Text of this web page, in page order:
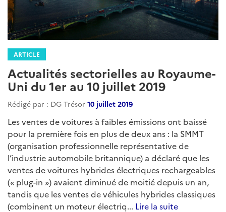
ARTICLE
Actualités sectorielles au Royaume-
Uni du 1er au 10 juillet 2019
Rédigé par : DG Trésor 10 juillet 2019
Les ventes de voitures à faibles émissions ont baissé
pour la première fois en plus de deux ans : la SMMT
(organisation professionnelle représentative de
l’industrie automobile britannique) a déclaré que les
ventes de voitures hybrides électriques rechargeables
(« plug-in ») avaient diminué de moitié depuis un an,
tandis que les ventes de véhicules hybrides classiques
(combinent un moteur électriq... Lire la suite